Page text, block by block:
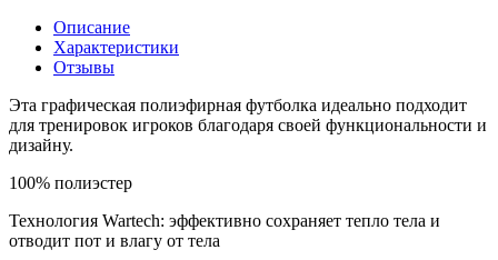
Описание
Характеристики
Отзывы
Эта графическая полиэфирная футболка идеально подходит
для тренировок игроков благодаря своей функциональности и
дизайну.
100% полиэстер
Технология Wartech: эффективно сохраняет тепло тела и
отводит пот и влагу от тела